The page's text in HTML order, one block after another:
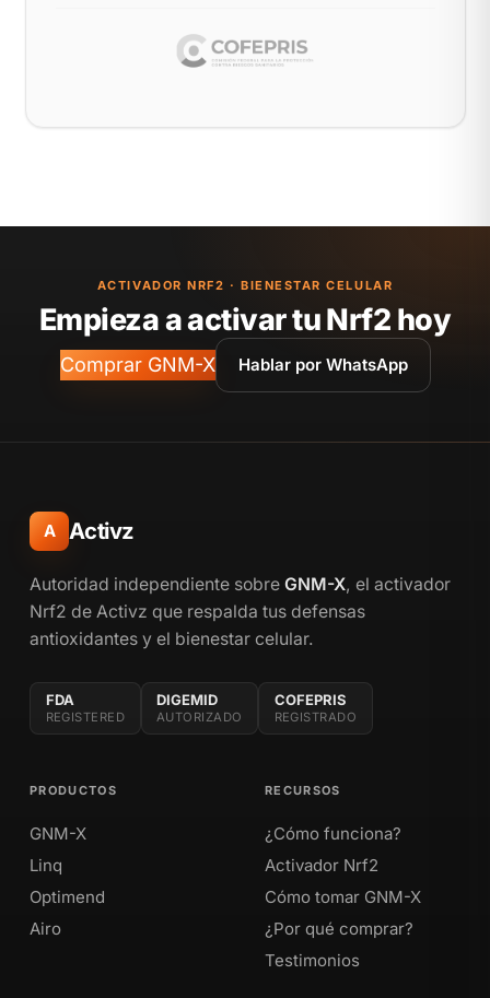
ACTIVADOR NRF2 · BIENESTAR CELULAR
Empieza a activar tu Nrf2 hoy
Comprar GNM-X Hablar por WhatsApp
A Activz
Autoridad independiente sobre GNM-X, el activador
Nrf2 de Activz que respalda tus defensas
antioxidantes y el bienestar celular.
FDA
REGISTERED
DIGEMID
AUTORIZADO
COFEPRIS
REGISTRADO
PRODUCTOS
GNM-X
Linq
Optimend
Airo
RECURSOS
¿Cómo funciona?
Activador Nrf2
Cómo tomar GNM-X
¿Por qué comprar?
Testimonios